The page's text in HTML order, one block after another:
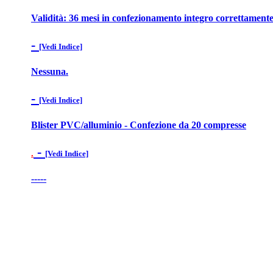
Validità: 36 mesi in confezionamento integro
- [Vedi Indice]
Nessuna.
- [Vedi Indice]
Blister PVC/alluminio - Confezione da 20 compresse
. - [Vedi Indice]
-----